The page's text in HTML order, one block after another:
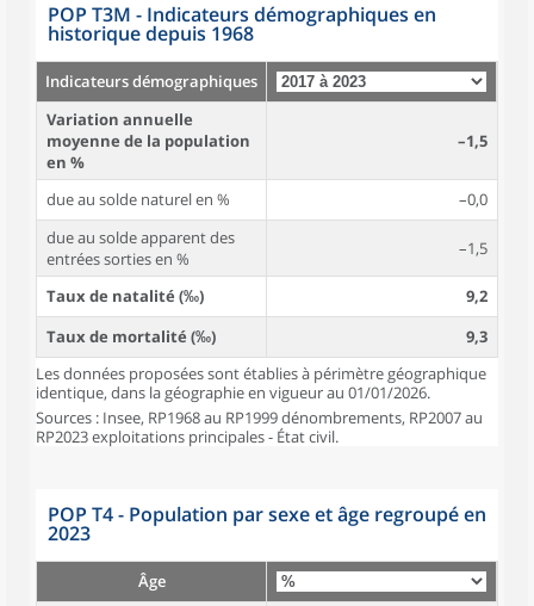
POP T3M - Indicateurs démographiques en
historique depuis 1968
Indicateurs démographiques
Variation annuelle
moyenne de la population
en %
–1,5
due au solde naturel en %
–0,0
due au solde apparent des
entrées sorties en %
–1,5
Taux de natalité (‰)
9,2
Taux de mortalité (‰)
9,3
Les données proposées sont établies à périmètre géographique
identique, dans la géographie en vigueur au 01/01/2026.
Sources : Insee, RP1968 au RP1999 dénombrements, RP2007 au
RP2023 exploitations principales - État civil.
POP T4 - Population par sexe et âge regroupé en
2023
Âge